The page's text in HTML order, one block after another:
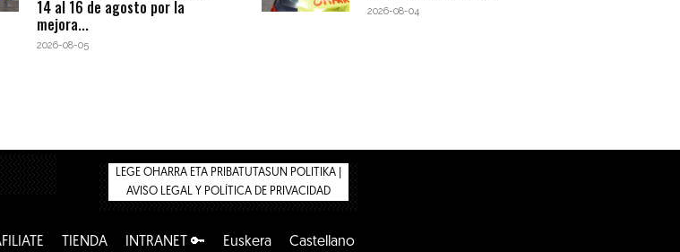
14 al 16 de agosto por la
mejora...
2026-08-05
2026-08-04
LEGE OHARRA ETA PRIBATUTASUN POLITIKA |
AVISO LEGAL Y POLÍTICA DE PRIVACIDAD
TIENDA INTRANET 🔑 Euskera Castellano